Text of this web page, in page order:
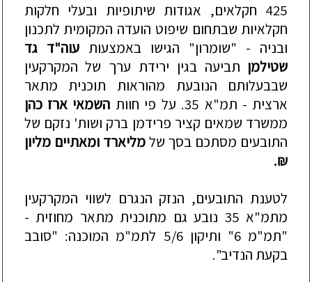
425 חקלאים, אגודות שיתופיות ובעלי חלקות
חקלאיות שבתחום שיפוט הועדה המקומית לתכנון
ובניה - "שומרון" הגישו באמצעותעוה"ד גד
שטילמן תביעה בגין ירידת ערך של המקרקעין
שבבעלותם הנובעת מהוראות תוכנית מתאר
ארצית - תמ"א 35. על פי חוות
השמאי ארז כהן
ממשרד שמאים קציר פרידמן ברק ושות' נזקם של
התובעים מסתכם בסך שלמליארד ומאתיים מליון
₪.
לטענת התובעים, הנזק הנגרם לשווי המקרקעין
מתמ"א 35 נובע גם מתוכנית מתאר מחוזית -
"תמ"מ 6" ותיקון 5/6 לתמ"מ המוכנה: "סובב
בקעת הנדיב".